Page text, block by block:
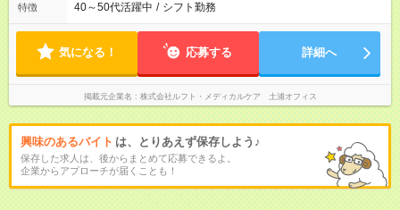
特徴 40～50代活躍中 / シフト勤務
気になる！ 応募する 詳細へ
掲載元企業名 株式会社ルフト・メディカルケア 土浦オフィス
興味のあるバイト は、とりあえず保存しよう♪
保存した求人は、後からまとめて応募できるよ。
企業からアプローチが届くことも！